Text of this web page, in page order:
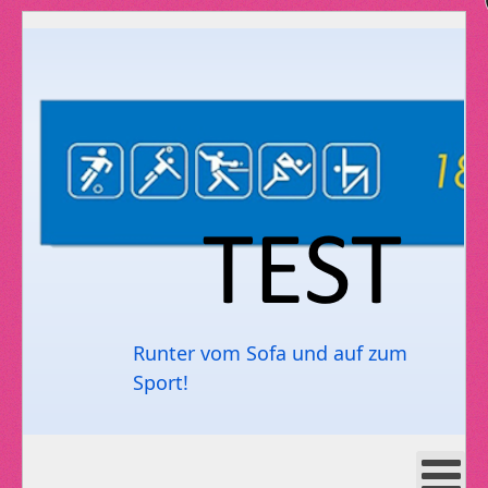
Runter vom Sofa und auf zum
Sport!